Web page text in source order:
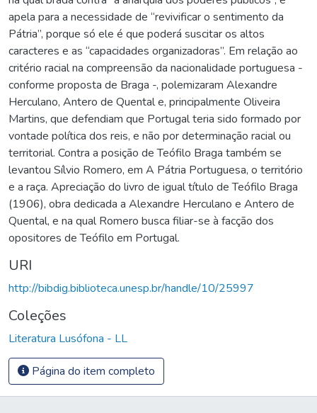
apela para a necessidade de “revivificar o sentimento da
Pátria”, porque só ele é que poderá suscitar os altos
caracteres e as “capacidades organizadoras”. Em relação ao
critério racial na compreensão da nacionalidade portuguesa -
conforme proposta de Braga -, polemizaram Alexandre
Herculano, Antero de Quental e, principalmente Oliveira
Martins, que defendiam que Portugal teria sido formado por
vontade política dos reis, e não por determinação racial ou
territorial. Contra a posição de Teófilo Braga também se
levantou Sílvio Romero, em A Pátria Portuguesa, o território
e a raça. Apreciação do livro de igual título de Teófilo Braga
(1906), obra dedicada a Alexandre Herculano e Antero de
Quental, e na qual Romero busca filiar-se à facção dos
opositores de Teófilo em Portugal.
URI
http://bibdig.biblioteca.unesp.br/handle/10/25997
Coleções
Literatura Lusófona - LL
Página do item completo